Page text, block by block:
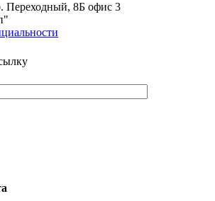
Переходный, 8Б офис 3